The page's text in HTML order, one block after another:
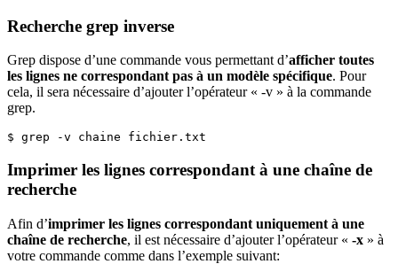
Recherche grep inverse
Grep dispose d’une commande vous permettant d’afficher toutes
les lignes ne correspondant pas à un modèle spécifique. Pour
cela, il sera nécessaire d’ajouter l’opérateur « -v » à la commande
grep.
$ grep -v chaine fichier.txt
Imprimer les lignes correspondant à une chaîne de
recherche
Afin d’imprimer les lignes correspondant uniquement à une
chaîne de recherche, il est nécessaire d’ajouter l’opérateur « -x » à
votre commande comme dans l’exemple suivant: